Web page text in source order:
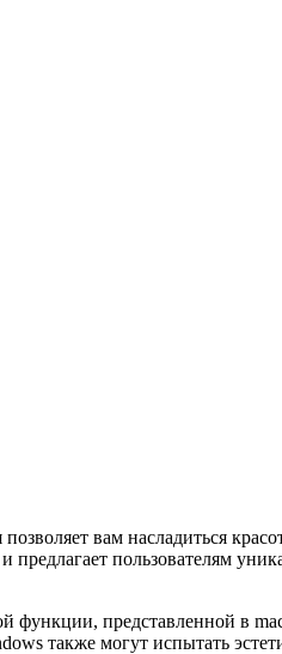
вам насладиться
предлагает пользователям
представленной в
также могут испытать